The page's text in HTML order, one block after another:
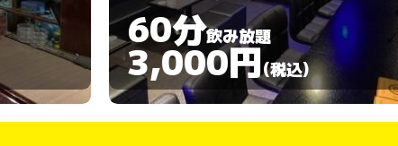
60分飲み放題
3,000円(税込)